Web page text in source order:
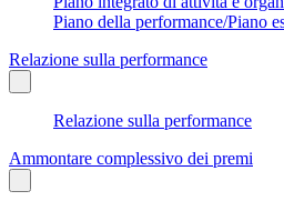
Piano della performance/Piano
Relazione sulla performance
Relazione sulla performance
Ammontare complessivo dei premi